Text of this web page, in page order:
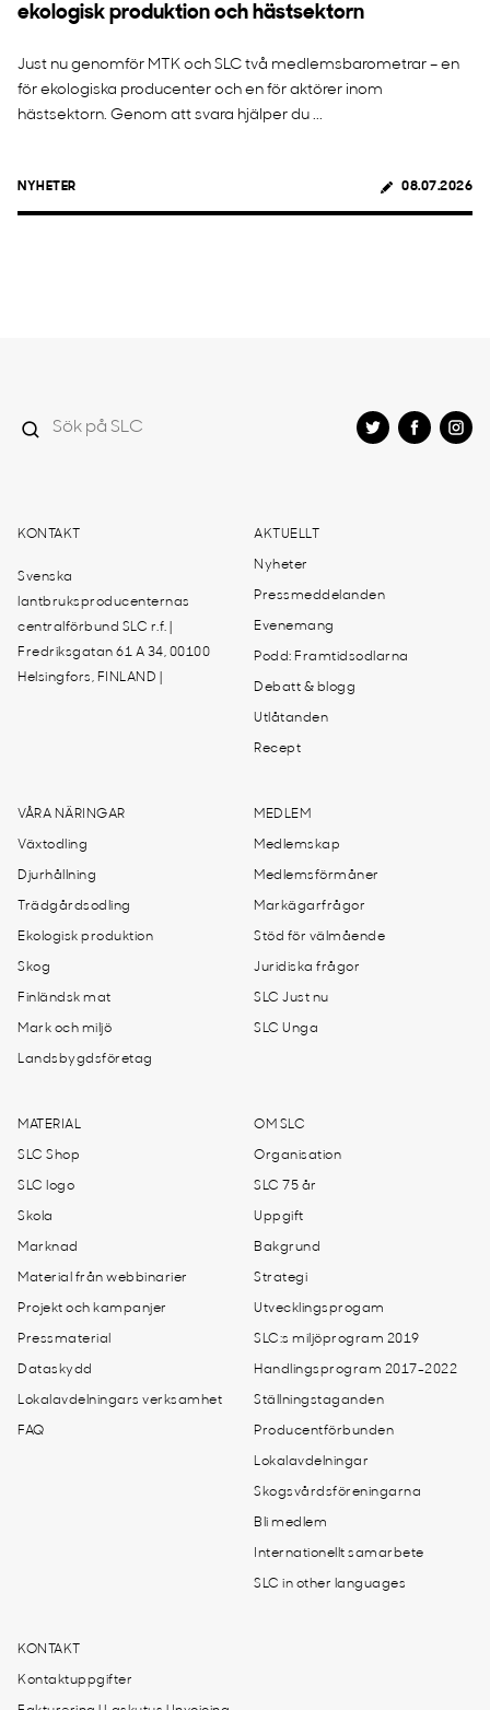
ekologisk produktion och hästsektorn
Just nu genomför MTK och SLC två medlemsbarometrar – en
för ekologiska producenter och en för aktörer inom
hästsektorn. Genom att svara hjälper du ...
NYHETER 08.07.2026
KONTAKT
Svenska
lantbruksproducenternas
centralförbund SLC r.f. |
Fredriksgatan 61 A 34, 00100
Helsingfors, FINLAND |
AKTUELLT
Nyheter
Pressmeddelanden
Evenemang
Podd: Framtidsodlarna
Debatt & blogg
Utlåtanden
Recept
VÅRA NÄRINGAR
Växtodling
Djurhållning
Trädgårdsodling
Ekologisk produktion
Skog
Finländsk mat
Mark och miljö
Landsbygdsföretag
MEDLEM
Medlemskap
Medlemsförmåner
Markägarfrågor
Stöd för välmående
Juridiska frågor
SLC Just nu
SLC Unga
MATERIAL
SLC Shop
SLC logo
Skola
Marknad
Material från webbinarier
Projekt och kampanjer
Pressmaterial
Dataskydd
Lokalavdelningars verksamhet
FAQ
OM SLC
Organisation
SLC 75 år
Uppgift
Bakgrund
Strategi
Utvecklingsprogam
SLC:s miljöprogram 2019
Handlingsprogram 2017-2022
Ställningstaganden
Producentförbunden
Lokalavdelningar
Skogsvårdsföreningarna
Bli medlem
Internationellt samarbete
SLC in other languages
KONTAKT
Kontaktuppgifter